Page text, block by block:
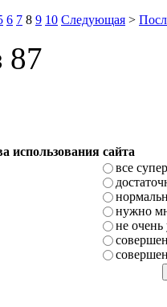
6 7 8 9 10 Следующая >
87
использования сайта
все супер
нужно
не очень